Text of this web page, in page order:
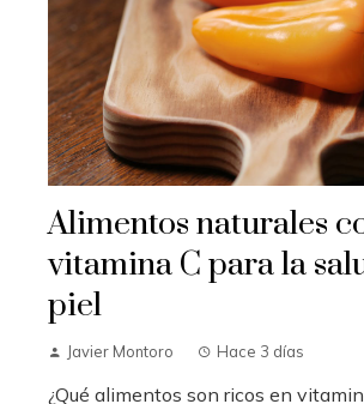
Alimentos naturales
vitamina C para la
piel
Javier Montoro Hace 3 días
¿Qué alimentos son ricos en